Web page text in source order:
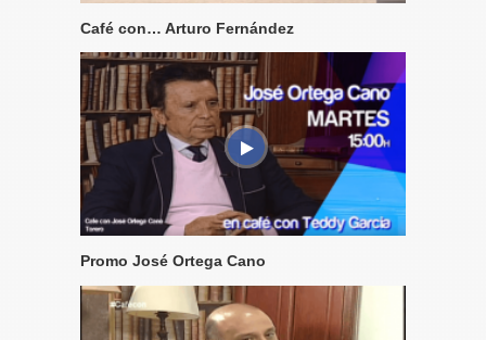
Café con… Arturo Fernández
Promo José Ortega Cano